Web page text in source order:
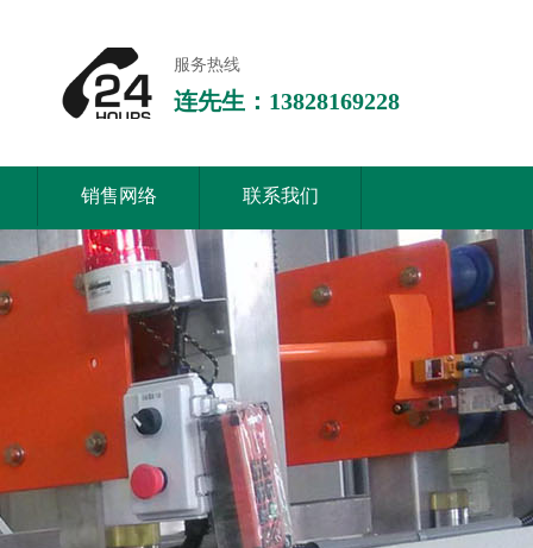
服务热线
连先生：13828169228
销售网络 联系我们